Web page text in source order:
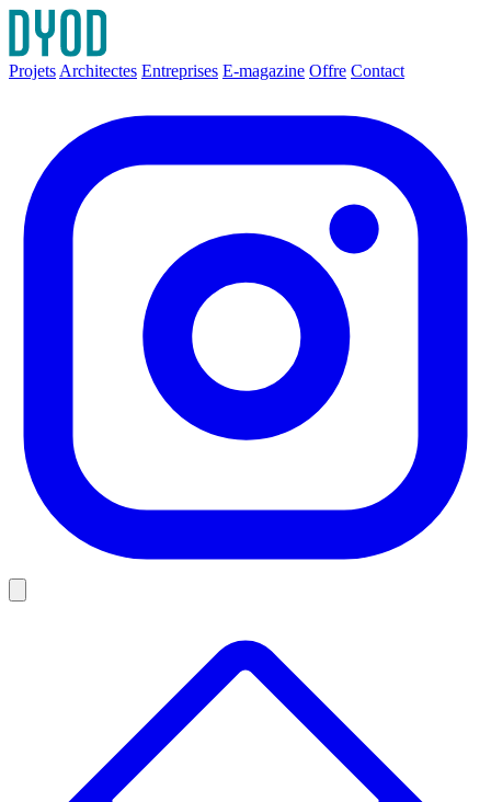
Projets Architectes Entreprises E-magazine Offre Contact